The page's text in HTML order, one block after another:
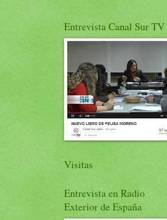
Entrevista Canal Sur TV
Visitas
Entrevista en Radio
Exterior de España